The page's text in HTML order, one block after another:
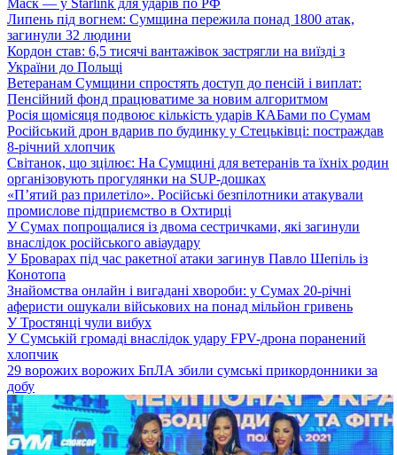
Маск — у Starlink для ударів по РФ
Липень під вогнем: Сумщина пережила понад 1800 атак,
загинули 32 людини
Кордон став: 6,5 тисячі вантажівок застрягли на виїзді з
України до Польщі
Ветеранам Сумщини спростять доступ до пенсій і виплат:
Пенсійний фонд працюватиме за новим алгоритмом
Росія щомісяця подвоює кількість ударів КАБами по Сумам
Російський дрон вдарив по будинку у Стецьківці: постраждав
8-річний хлопчик
Світанок, що зцілює: На Сумщині для ветеранів та їхніх родин
організовують прогулянки на SUP-дошках
«П’ятий раз прилетіло». Російські безпілотники атакували
промислове підприємство в Охтирці
У Сумах попрощалися із двома сестричками, які загинули
внаслідок російського авіаудару
У Броварах під час ракетної атаки загинув Павло Шепіль із
Конотопа
Знайомства онлайн і вигадані хвороби: у Сумах 20-річні
аферисти ошукали військових на понад мільйон гривень
У Тростянці чули вибух
У Сумській громаді внаслідок удару FPV-дрона поранений
хлопчик
29 ворожих ворожих БпЛА збили сумські прикордонники за
добу